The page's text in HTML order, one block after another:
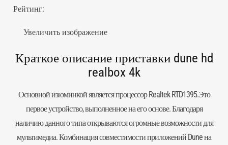
Рейтинг:
Увеличить изображение
Краткое описание приставки dune hd
realbox 4k
Основной изюминкой является процессор Realtek RTD1395.Это
первое устройство, выполненное на его основе. Благодаря
наличию данного типа открываются огромные возможности для
мультимедиа. Комбинация совместимости приложений Dune на